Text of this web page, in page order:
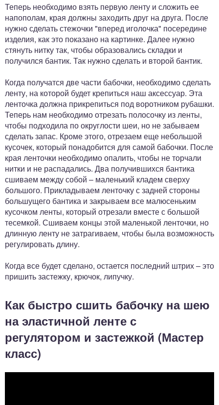
Теперь необходимо взять первую ленту и сложить ее
напополам, края должны заходить друг на друга. После
нужно сделать стежочки "вперед иголочка" посередине
изделия, как это показано на картинке. Далее нужно
стянуть нитку так, чтобы образовались складки и
получился бантик. Так нужно сделать и второй бантик.
Когда получатся две части бабочки, необходимо сделать
ленту, на которой будет крепиться наш аксессуар. Эта
ленточка должна прикрепиться под воротником рубашки.
Теперь нам необходимо отрезать полосочку из ленты,
чтобы подходила по округлости шеи, но не забываем
сделать запас. Кроме этого, отрезаем еще небольшой
кусочек, который понадобится для самой бабочки. После
края ленточки необходимо опалить, чтобы не торчали
нитки и не распадались. Два получившихся бантика
сшиваем между собой – маленький кладем сверху
большого. Прикладываем ленточку с задней стороны
большущего бантика и закрываем все малюсеньким
кусочком ленты, который отрезали вместе с большой
тесемкой. Сшиваем концы этой маленькой ленточки, но
длинную ленту не затрагиваем, чтобы была возможность
регулировать длину.
Когда все будет сделано, остается последний штрих – это
пришить застежку, крючок, липучку.
Как быстро сшить бабочку на шею
на эластичной ленте с
регулятором и застежкой (Мастер
класс)